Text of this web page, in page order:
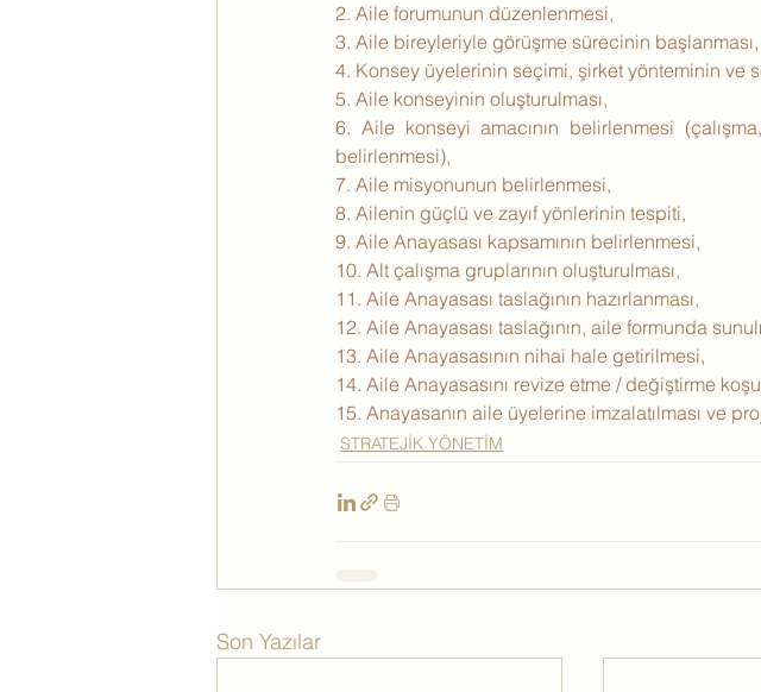
2. Aile forumunun düzenlenmesi,
3. Aile bireyleriyle görüşme sürecinin başlanması,
4. Konsey üyelerinin seçimi, şirket yönteminin ve
5. Aile konseyinin oluşturulması,
6. Aile konseyi amacının belirlenmesi
belirlenmesi),
7. Aile misyonunun belirlenmesi,
8. Ailenin güçlü ve zayıf yönlerinin tespiti,
9. Aile Anayasası kapsamının belirlenmesi,
10. Alt çalışma gruplarının oluşturulması,
11. Aile Anayasası taslağının hazırlanması,
12. Aile Anayasası taslağının, aile formunda
13. Aile Anayasasının nihai hale getirilmesi,
14. Aile Anayasasını revize etme / değiştirme
15. Anayasanın aile üyelerine imzalatılması ve
STRATEJİK YÖNETİM
Son Yazılar